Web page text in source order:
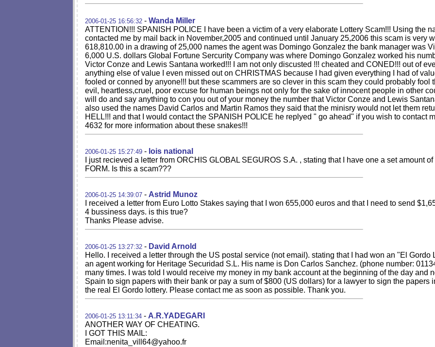
2006-01-25 16:56:32 - Wanda Miller
ATTENTION!!! SPANISH POLICE I have been a victim of a very elaborate Lottery Scam!!! Using the
contacted me by mail back in November,2005 and continued until January 25,2006 this scam is very
618,810.00 in a drawing of 25,000 names the agent was Domingo Gonzalez the bank manager was
6,000 U.S. dollars Global Fortune Sercurity Company was where Domingo Gonzalez worked his
Victor Conze and Lewis Santana worked!!! I am not only discusted !!! cheated and CONED!!! out of
anything else of value I even missed out on CHRISTMAS because I had given everything I had of
fooled or conned by anyone!!! but these scammers are so clever in this scam they could probably
evil, heartless,cruel, poor excuse for human beings not only for the sake of innocent people in other
will do and say anything to con you out of your money the number that Victor Conze and Lewis
also used the names David Carlos and Martin Ramos they said that the minisry would not let them
HELL!!! and that I would contact the SPANISH POLICE he replyed " go ahead" if you wish to contact
4632 for more information about these snakes!!!
2006-01-25 15:27:49 - lois national
I just recieved a letter from ORCHIS GLOBAL SEGUROS S.A. , stating that I have one a set amount
FORM. Is this a scam???
2006-01-25 14:39:07 - Astrid Munoz
I received a letter from Euro Lotto Stakes saying that I won 655,000 euros and that I need to send
4 bussiness days. is this true?
Thanks Please advise.
2006-01-25 13:27:32 - David Arnold
Hello. I received a letter through the US postal service (not email). stating that I had won an "El
an agent working for Heritage Securidad S.L. His name is Don Carlos Sanchez. (phone number:
many times. I was told I would receive my money in my bank account at the beginning of the day and
Spain to sign papers with their bank or pay a sum of $800 (US dollars) for a lawyer to sign the
the real El Gordo lottery. Please contact me as soon as possible. Thank you.
2006-01-25 13:11:34 - A.R.YADEGARI
ANOTHER WAY OF CHEATING.
I GOT THIS MAIL:
Email:nenita_vill64@yahoo.fr